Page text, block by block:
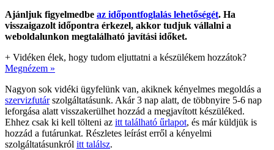
Ajánljuk figyelmedbe az időpontfoglalás lehetőségét. Ha
visszaigazolt időpontra érkezel, akkor tudjuk vállalni a
weboldalunkon megtalálható javítási időket.
+ Vidéken élek, hogy tudom eljuttatni a készülékem hozzátok?
Megnézem »
Nagyon sok vidéki ügyfelünk van, akiknek kényelmes megoldás a
szervizfutárszolgáltatásunk. Akár 3 nap alatt, de többnyire 5-6 nap
leforgása alatt visszakerülhet hozzád a megjavított készüléked.
Ehhez csak ki kell tölteni az itt található űrlapot, és már küldjük is
hozzád a futárunkat. Részletes leírást erről a kényelmi
szolgáltatásunkról itt találsz.